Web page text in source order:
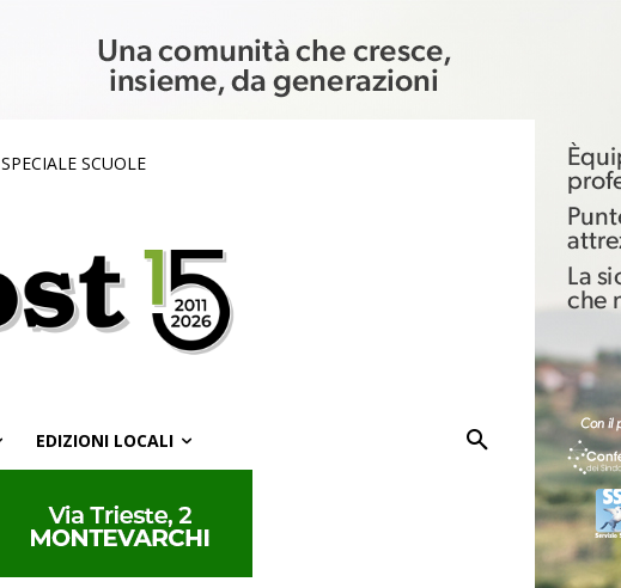
SPECIALE SCUOLE
EDIZIONI LOCALI